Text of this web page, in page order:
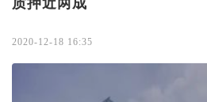
质押近两成
2020-12-18 16:35